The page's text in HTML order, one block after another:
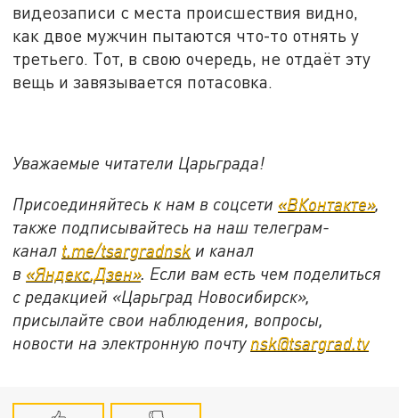
видеозаписи с места происшествия видно,
как двое мужчин пытаются что-то отнять у
третьего. Тот, в свою очередь, не отдаёт эту
вещь и завязывается потасовка.
Уважаемые читатели Царьграда!
Присоединяйтесь к нам в соцсети «ВКонтакте»,
также подписывайтесь на наш телеграм-
канал t.me/tsargradnsk и канал
в «Яндекс.Дзен». Если вам есть чем поделиться
с редакцией «Царьград Новосибирск»,
присылайте свои наблюдения, вопросы,
новости на электронную почту nsk@tsargrad.tv